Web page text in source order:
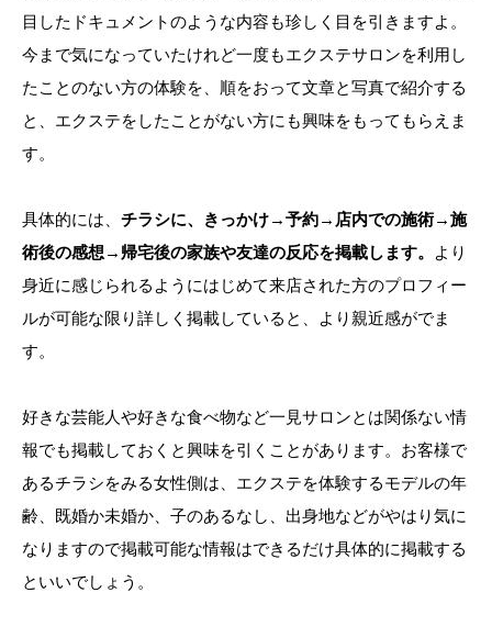
目したドキュメントのような内容も珍しく目を引きますよ。
今まで気になっていたけれど一度もエクステサロンを利用し
たことのない方の体験を、順をおって文章と写真で紹介する
と、エクステをしたことがない方にも興味をもってもらえま
す。
具体的には、 チラシに、きっかけ→予約→店内での施術→施
術後の感想→帰宅後の家族や友達の反応を掲載します。
より
身近に感じられるようにはじめて来店された方のプロフィー
ルが可能な限り詳しく掲載していると、より親近感がでま
す。
好きな芸能人や好きな食べ物など一見サロンとは関係ない情
報でも掲載しておくと興味を引くことがあります。お客様で
あるチラシをみる女性側は、エクステを体験するモデルの年
齢、既婚か未婚か、子のあるなし、出身地などがやはり気に
なりますので掲載可能な情報はできるだけ具体的に掲載する
といいでしょう。